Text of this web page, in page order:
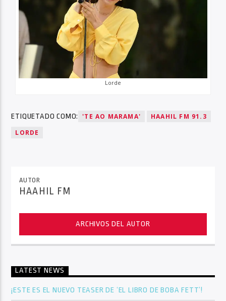
Lorde
ETIQUETADO COMO: 'TE AO MARAMA'
HAAHIL FM 91.3
LORDE
AUTOR
HAAHIL FM
ARCHIVOS DEL AUTOR
LATEST NEWS
¡ESTE ES EL NUEVO TEASER DE ‘EL LIBRO DE BOBA FETT’!